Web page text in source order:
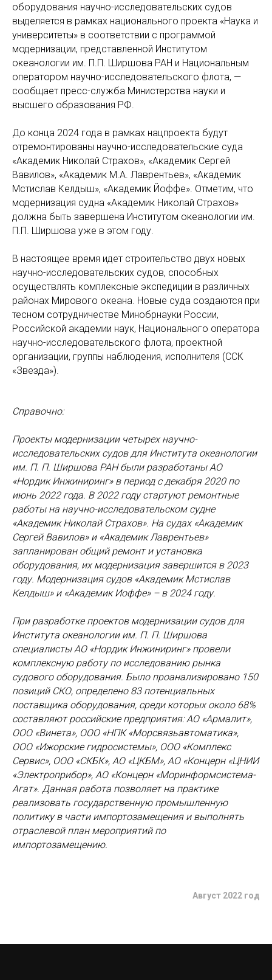
оборудования научно-исследовательских судов
выделяется в рамках национального проекта «Наука и
университеты» в соответствии с программой
модернизации, представленной Институтом
океанологии им. П.П. Ширшова РАН и Национальным
оператором научно-исследовательского флота, —
сообщает пресс-служба Министерства науки и
высшего образования РФ.
До конца 2024 года в рамках нацпроекта будут
отремонтированы научно-исследовательские суда
«Академик Николай Страхов», «Академик Сергей
Вавилов», «Академик М.А. Лаврентьев», «Академик
Мстислав Келдыш», «Академик Йоффе». Отметим, что
модернизация судна «Академик Николай Страхов»
должна быть завершена Институтом океанологии им.
П.П. Ширшова уже в этом году.
В настоящее время идет строительство двух новых
научно-исследовательских судов, способных
осуществлять комплексные экспедиции в различных
районах Мирового океана. Новые суда создаются при
тесном сотрудничестве Минобрнауки России,
Российской академии наук, Национального оператора
научно-исследовательского флота, проектной
организации, группы наблюдения, исполнителя (ССК
«Звезда»).
Справочно:
Проекты модернизации четырех научно-
исследовательских судов для Института океанологии
им. П. П. Ширшова РАН были разработаны АО
«Нордик Инжиниринг» в период с декабря 2020 по
июнь 2022 года. В 2022 году стартуют ремонтные
работы на научно-исследовательском судне
«Академик Николай Страхов». На судах «Академик
Сергей Вавилов» и «Академик Лаврентьев»
запланирован общий ремонт и установка
оборудования, их модернизация завершится в 2023
году. Модернизация судов «Академик Мстислав
Келдыш» и «Академик Иоффе» – в 2024 году.
При разработке проектов модернизации судов для
Института океанологии им. П. П. Ширшова
специалисты АО «Нордик Инжиниринг» провели
комплексную работу по исследованию рынка
судового оборудования. Было проанализировано 150
позиций СКО, определено 83 потенциальных
поставщика оборудования, среди которых около 68%
составляют российские предприятия: АО «Армалит»,
ООО «Винета», ООО «НПК «Морсвязьавтоматика»,
ООО «Ижорские гидросистемы», ООО «Комплекс
Сервис», ООО «СКБК», АО «ЦКБМ», АО «Концерн «ЦНИИ
«Электроприбор», АО «Концерн «Моринформсистема-
Агат». Данная работа позволяет на практике
реализовать государственную промышленную
политику в части импортозамещения и выполнять
отраслевой план мероприятий по
импортозамещению.
Август 2022 год